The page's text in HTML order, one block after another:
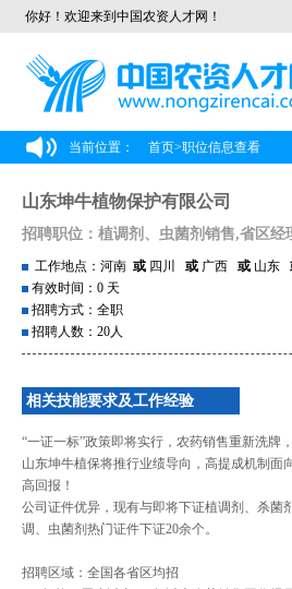
你好！欢迎来到中国农资人才网！
当前位置： 首页>职位信息查看
山东坤牛植物保护有限公司
招聘职位：植调剂、虫菌剂销售,省区经
工作地点：河南 或四川 或广西 或山东
有效时间：0 天
招聘方式：全职
招聘人数：20人
相关技能要求及工作经验
“一证一标”政策即将实行，农药销售重新洗牌
山东坤牛植保将推行业绩导向，高提成机制
高回报！
公司证件优异，现有与即将下证植调剂、杀菌
调、虫菌剂热门证件下证20余个。
招聘区域：全国各省区均招